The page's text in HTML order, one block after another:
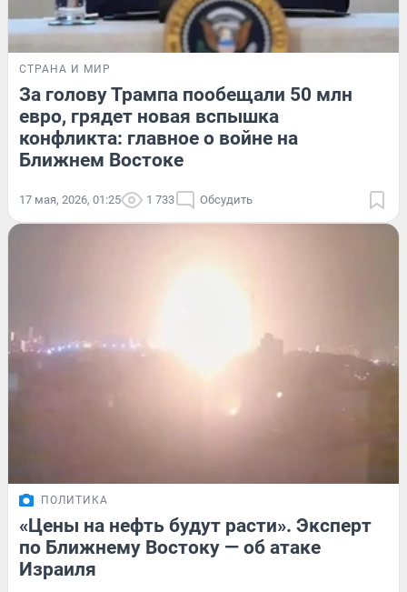
СТРАНА И МИР
За голову Трампа пообещали 50 млн
евро, грядет новая вспышка
конфликта: главное о войне на
Ближнем Востоке
17 мая, 2026, 01:25 1 733 Обсудить
ПОЛИТИКА
«Цены на нефть будут расти». Эксперт
по Ближнему Востоку — об атаке
Израиля